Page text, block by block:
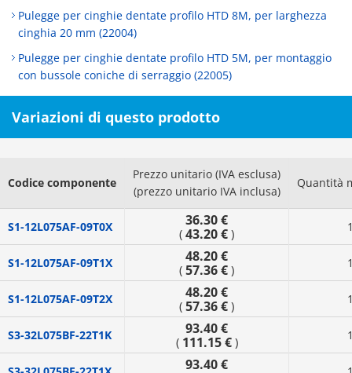
Pulegge per cinghie dentate profilo HTD 8M, per larghezza
cinghia 20 mm (22004)
Pulegge per cinghie dentate profilo HTD 5M, per montaggio
con bussole coniche di serraggio (22005)
Variazioni di questo prodotto
Codice componente
Prezzo unitario (IVA esclusa)
(prezzo unitario IVA inclusa)
Quantità
S1-12L075AF-09T0X 36.30 €
( 43.20 € )
S1-12L075AF-09T1X 48.20 €
( 57.36 € )
S1-12L075AF-09T2X 48.20 €
( 57.36 € )
S3-32L075BF-22T1K 93.40 €
( 111.15 €)
93.40 €